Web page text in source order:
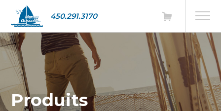
450.291.3170
Produits